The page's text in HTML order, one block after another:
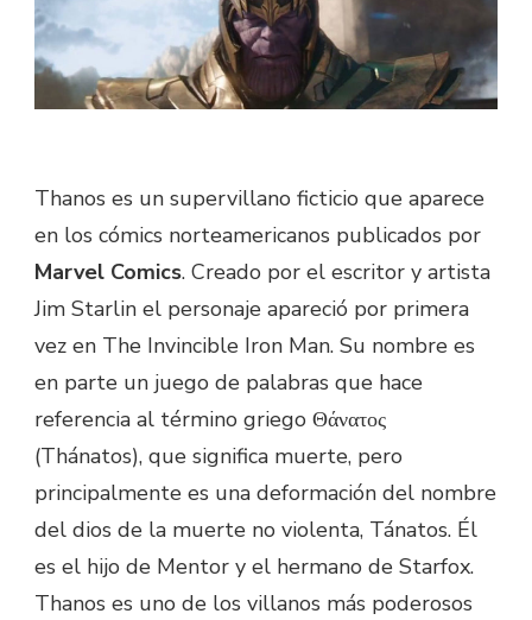
TEMÁTICA
THANOS
AVENGERS
Thanos es un supervillano ficticio que aparece
en los cómics norteamericanos publicados por
Marvel Comics. Creado por el escritor y artista
Jim Starlin el personaje apareció por primera
vez en The Invincible Iron Man. Su nombre es
en parte un juego de palabras que hace
referencia al término griego Θάνατος
(Thánatos), que significa muerte, pero
principalmente es una deformación del nombre
del dios de la muerte no violenta, Tánatos. Él
es el hijo de Mentor y el hermano de Starfox.
Thanos es uno de los villanos más poderosos